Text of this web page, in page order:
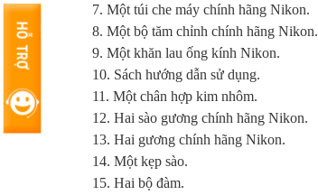
7. Một túi che máy chính hãng Nikon.
8. Một bộ tăm chỉnh chính hãng Nikon.
9. Một khăn lau ống kính Nikon.
10. Sách hướng dẫn sử dụng.
11. Một chân hợp kim nhôm.
12. Hai sào gương chính hãng Nikon.
13. Hai gương chính hãng Nikon.
14. Một kẹp sào.
15. Hai bộ đàm.